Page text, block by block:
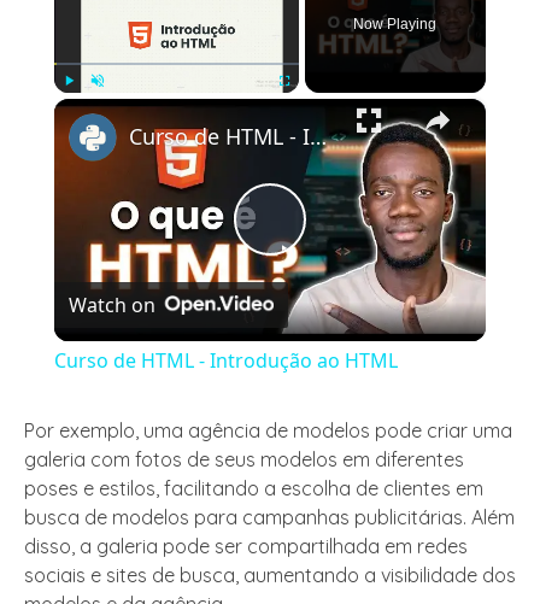
Now Playing
×
Play
Video
Curso de HTML - Introdução ao HTML
Watch on
Curso de HTML - Introdução ao HTML
Por exemplo, uma agência de modelos pode criar uma
galeria com fotos de seus modelos em diferentes
poses e estilos, facilitando a escolha de clientes em
busca de modelos para campanhas publicitárias. Além
disso, a galeria pode ser compartilhada em redes
sociais e sites de busca, aumentando a visibilidade dos